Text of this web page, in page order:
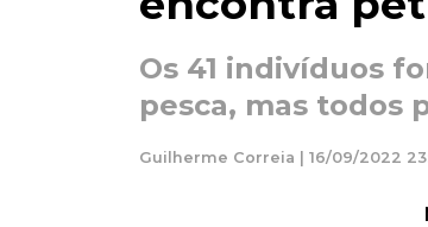
Os 41 indivíduos
pesca, mas todos
Guilherme Correia | 16/09/2022